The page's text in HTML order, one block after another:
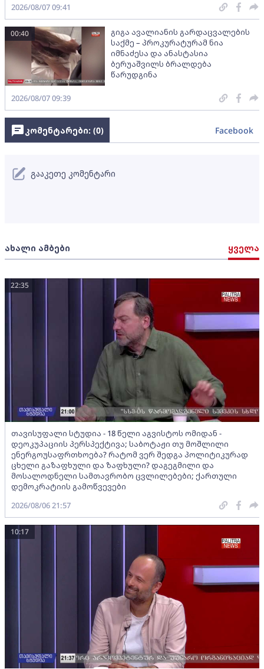
2026/08/07 09:41
გიგა ავალიანის გარდაცვალების
საქმე – პროკურატურამ ნია
იმნაძესა და ანასტასია
ბერუაშვილს ბრალდება
წარუდგინა
00:40
2026/08/07 09:39
ახალი ამბები ყველა
თავისუფალი სტუდია - 18 წელი აგვისტოს ომიდან -
დეოკუპაციის პერსპექტივა; საბოტაჟი თუ მოშლილი
ენერგოუსაფრთხოება? რატომ ვერ შედგა პოლიტიკურად
ცხელი გაზაფხული და ზაფხული? დაგეგმილი და
მოსალოდნელი სამთავრობო ცვლილებები; ქართული
დემოკრატიის გამოწვევები
22:35
2026/08/06 21:57
10:17
კომენტარები: (0) Facebook
გააკეთე კომენტარი